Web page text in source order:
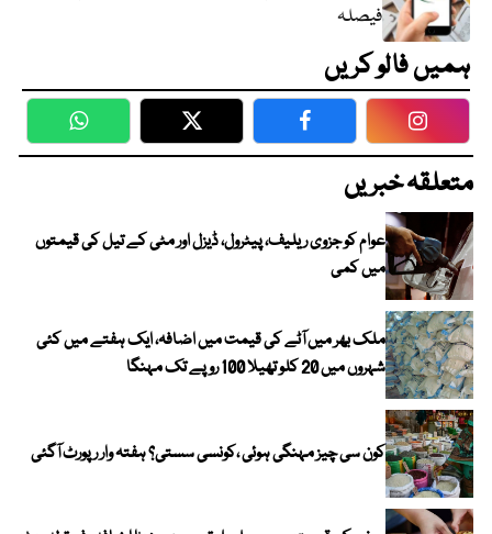
فیصلہ
ہمیں فالو کریں
WhatsApp Twitter Facebook
متعلقہ خبریں
عوام کو جزوی ریلیف، پیٹرول، ڈیزل اور مٹی کے تیل کی قیمتوں
میں کمی
ملک بھر میں آٹے کی قیمت میں اضافہ، ایک ہفتے میں کئی
شہروں میں 20 کلو تھیلا 100 روپے تک مہنگا
کون سی چیز مہنگی ہوئی ،کونسی سستی؟ ہفتہ وار رپورٹ آگئی